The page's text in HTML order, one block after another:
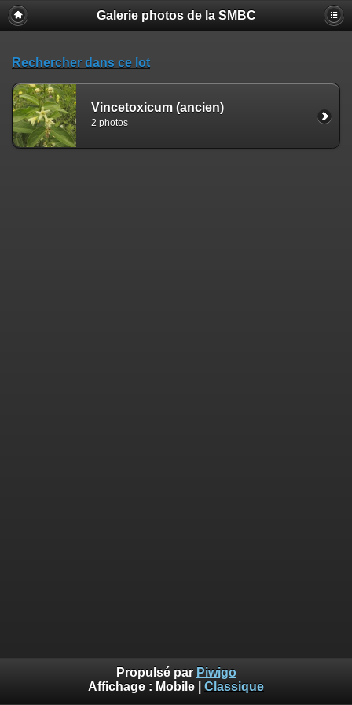
Galerie photos de la SMBC
Rechercher dans ce lot
Vincetoxicum (ancien)
2 photos
Propulsé par Piwigo
Affichage : Mobile Classique